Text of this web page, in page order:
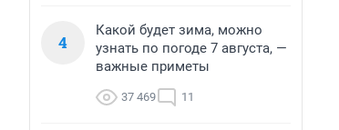
4
Какой будет зима, можно
узнать по погоде 7 августа, —
важные приметы
37 469 11